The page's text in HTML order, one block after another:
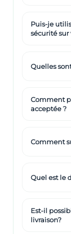
Puis-je
sécurité sur
Quelles
Comment
acceptée ?
Comment
Quel est le
Est-il
livraison?